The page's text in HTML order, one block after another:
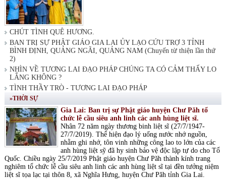
CHÚT TÌNH QUÊ HƯƠNG.
BAN TRỊ SỰ PHẬT GIÁO GIA LAI ỦY LẠO CỨU TRỢ 3 TỈNH
BÌNH ĐỊNH, QUẢNG NGÃI, QUẢNG NAM (Chuyến từ thiện lần thứ
2)
NHÌN VỀ TƯƠNG LAI ĐẠO PHÁP CHÚNG TA CÓ CẢM THẤY LO
LẮNG KHÔNG ?
TÌNH THẦY TRÒ - TƯƠNG LAI ĐẠO PHÁP
»THỜI SỰ
Gia Lai: Ban trị sự Phật giáo huyện Chư Păh tổ
chức lễ cầu siêu anh linh các anh hùng liệt sĩ.
Nhân 72 năm ngày thương binh liệt sĩ (27/7/1947-
27/7/2019). Thể hiện đạo lý uống nước nhớ nguồn,
nhằm ghi nhớ, tôn vinh những công lao to lớn của các
anh hùng liệt sỹ đã hy sinh bảo vệ độc lập tự do cho Tổ
Quốc. Chiều ngày 25/7/2019 Phật giáo huyện Chư Păh thành kính trang
nghiêm tổ chức lễ cầu siêu anh linh các anh hùng liệt sĩ tại đền tưởng niệm
liệt sĩ tọa lạc tại thôn 8, xã Nghĩa Hưng, huyện Chư Păh tỉnh Gia Lai.